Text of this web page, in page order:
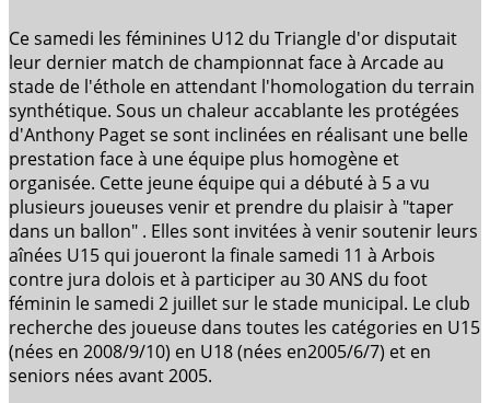
Ce samedi les féminines U12 du Triangle d'or disputait
leur dernier match de championnat face à Arcade au
stade de l'éthole en attendant l'homologation du terrain
synthétique. Sous un chaleur accablante les protégées
d'Anthony Paget se sont inclinées en réalisant une belle
prestation face à une équipe plus homogène et
organisée. Cette jeune équipe qui a débuté à 5 a vu
plusieurs joueuses venir et prendre du plaisir à "taper
dans un ballon" . Elles sont invitées à venir soutenir leurs
aînées U15 qui joueront la finale samedi 11 à Arbois
contre jura dolois et à participer au 30 ANS du foot
féminin le samedi 2 juillet sur le stade municipal. Le club
recherche des joueuse dans toutes les catégories en U15
(nées en 2008/9/10) en U18 (nées en2005/6/7) et en
seniors nées avant 2005.